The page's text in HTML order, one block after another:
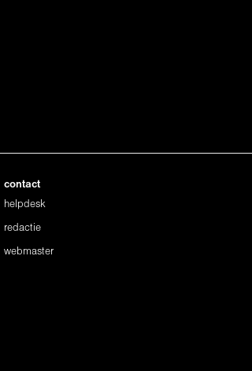
contact
helpdesk
redactie
webmaster